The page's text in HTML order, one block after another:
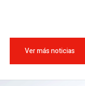
Ver más noticias